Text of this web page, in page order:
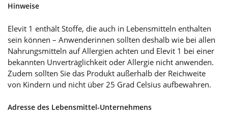
Hinweise
Elevit 1 enthält Stoffe, die auch in Lebensmitteln enthalten
sein können – Anwenderinnen sollten deshalb wie bei allen
Nahrungsmitteln auf Allergien achten und Elevit 1 bei einer
bekannten Unverträglichkeit oder Allergie nicht anwenden.
Zudem sollten Sie das Produkt außerhalb der Reichweite
von Kindern und nicht über 25 Grad Celsius aufbewahren.
Adresse des Lebensmittel-Unternehmens